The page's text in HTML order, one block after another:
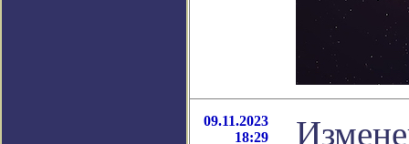
09.11.2023
18:29